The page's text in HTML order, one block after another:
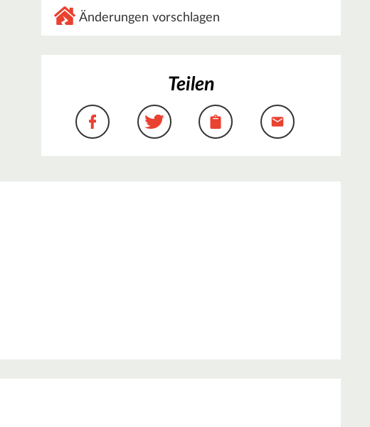
Änderungen vorschlagen
Teilen